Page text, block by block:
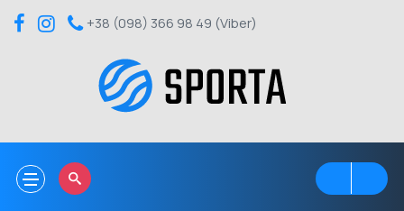
+38 (098) 366 98 49 (Viber)
Toggle
navigation